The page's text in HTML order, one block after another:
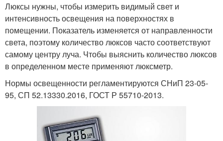
Люксы нужны, чтобы измерить видимый свет и
интенсивность освещения на поверхностях в
помещении. Показатель изменяется от направленности
света, поэтому количество люксов часто соответствуют
самому центру луча. Чтобы выяснить количество люксов
в определенном месте применяют люксметр.
Нормы освещенности регламентируются СНиП 23-05-
95, СП 52.13330.2016, ГОСТ Р 55710-2013.